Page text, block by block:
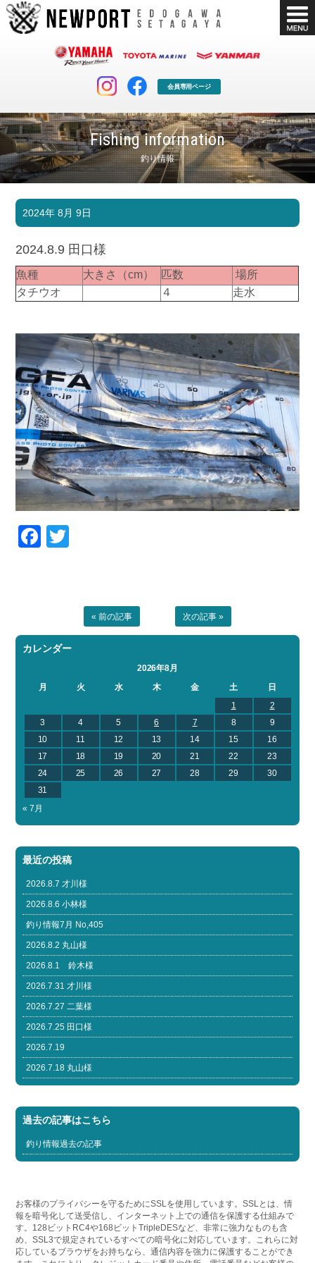
会員専用ページ
Fishing information
釣り情報
マリンクラブ
マリンライフを堪能したい！
ボート販売
ボート免許
長年の実績と信頼！
店舗情報
Shop Info.
公式ブログ
Blog
お問い合わせ
Contact us
会社概要
Company
採用情報
Recruit
リンク集
Link
2024年 8月 9日
2024.8.9 田口様
魚種 大きさ（cm） 匹数
場所
タチウオ
４ 走水
Facebook
« 前の記事 次の記事 »
カレンダー
2026年8月
月
火 水 木 金 土
日
1
2
3
4 5 6 7 8
9
10
11 12 13 14 15
16
17
18 19 20 21 22
23
24
25 26 27 28 29
30
31
« 7月
最近の投稿
2026.8.7 才川様
2026.8.6 小林様
釣り情報7月 No,405
2026.8.2 丸山様
2026.8.1 鈴木様
2026.7.31 才川様
2026.7.27 二葉様
2026.7.25 田口様
2026.7.19
2026.7.18 丸山様
過去の記事はこちら
釣り情報過去の記事
お客様のプライバシーを守るためにSSLを使用しています。SSLとは、情
報を暗号化して送受信し、インターネット上での通信を保護する仕組みで
す。128ビットRC4や168ビットTripleDESなど、非常に強力なものも含
め、SSL3で規定されているすべての暗号化に対応しています。これらに対
応しているブラウザをお持ちなら、通信内容を強力に保護することができ